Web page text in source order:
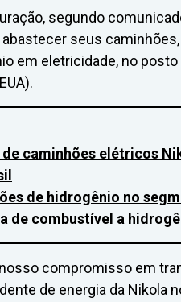
segundo
seus
em eletricidade, no
caminhões elétricos
de hidrogênio no
de combustível a
compromisso em
de energia da Nikola